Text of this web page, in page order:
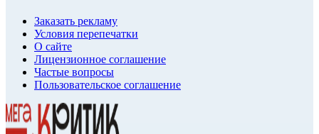
Заказать рекламу
Условия перепечатки
О сайте
Лицензионное соглашение
Частые вопросы
Пользовательское соглашение